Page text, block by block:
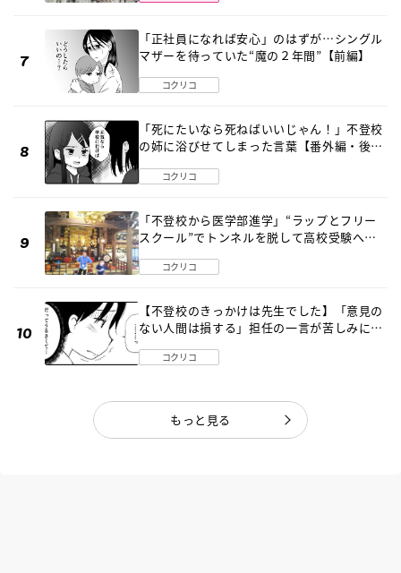
「正社員になれば安心」のはずが…シングル
マザーを待っていた“魔の２年間”【前編】
コクリコ
「死にたいなら死ねばいいじゃん！」不登校
の姉に浴びせてしまった言葉【番外編・後
コクリコ
「不登校から医学部進学」“ラップとフリー
スクール”でトンネルを脱して高校受験へ
コクリコ
【不登校のきっかけは先生でした】「意見の
ない人間は損する」担任の一言が苦しみに…
コクリコ
もっと見る